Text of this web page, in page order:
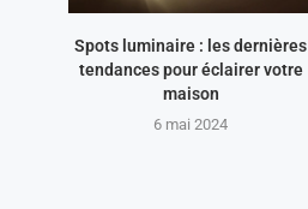
Spots luminaire : les dernières
tendances pour éclairer votre
maison
6 mai 2024